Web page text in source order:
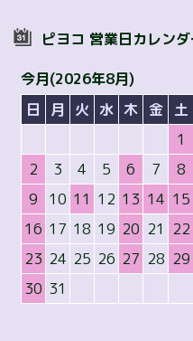
ピヨコ 営業日カレン
今月(2026年8月)
日
月 火 水 木 金 土
1
2
3 4 5 6 7
8
9
10 11 12 13 14 15
16 17 18 19 20 21 22
23 24 25 26 27 28 29
30 31